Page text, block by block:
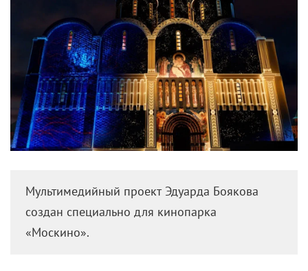
Мультимедийный проект Эдуарда Боякова
создан специально для кинопарка
«Москино».